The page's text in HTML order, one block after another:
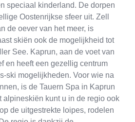
speciaal kinderland. De dorpen
Oostenrijkse sfeer uit. Zell
de oever van het meer, is
skiën ook de mogelijkheid tot
See. Kaprun, aan de voet van
en heeft een gezellig centrum
ski mogelijkheden. Voor wie na
is de Tauern Spa in Kaprun
alpineskiën kunt u in de regio ook
de uitgestrekte loipes, rodelen